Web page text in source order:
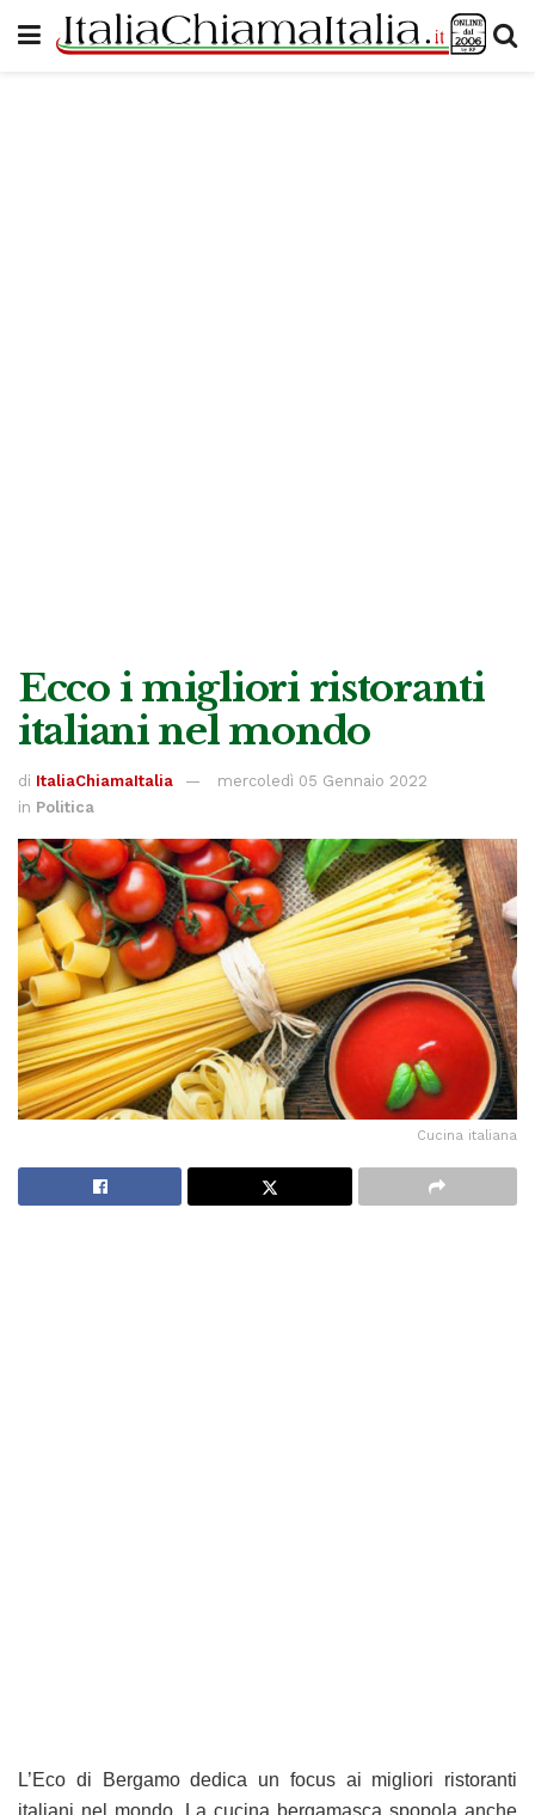
Ecco i migliori ristoranti
italiani nel mondo
di ItaliaChiamaItalia
mercoledì 05 Gennaio 2022
in Politica
Cucina italiana
L’Eco di Bergamo dedica un focus ai migliori ristoranti
italiani nel mondo. La cucina bergamasca spopola anche